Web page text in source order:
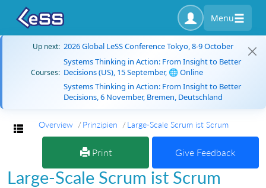
Menu
Up next: 2026 Global LeSS Conference Tokyo, 8-9 October
Courses:
Systems Thinking in Action: From Insight to Better
Decisions (US), 15 September, 🌐 Online
Systems Thinking in Action: From Insight to Better
Decisions, 6 November, Bremen, Deutschland
Toggle navigation
Overview Prinzipien Large-Scale Scrum ist Scrum
Print Give Feedback
Large-Scale Scrum ist Scrum